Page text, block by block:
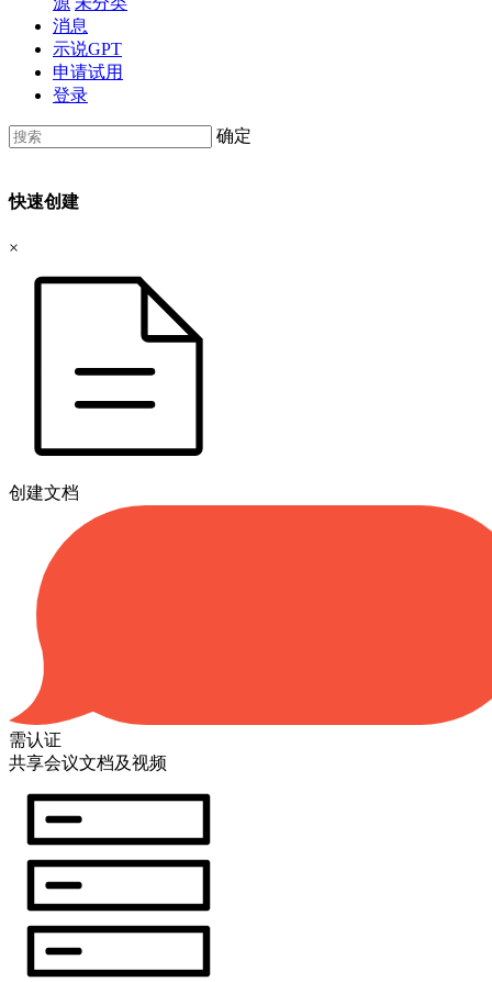
消息
示说GPT
申请试用
登录
确定
快速创建
×
创建文档
需认证
共享会议文档及视频